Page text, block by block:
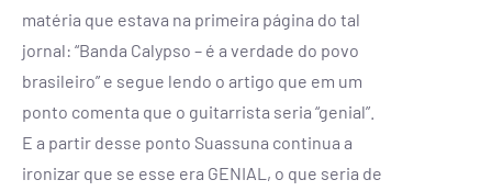
matéria que estava na primeira página do tal
jornal: “Banda Calypso – é a verdade do povo
brasileiro” e segue lendo o artigo que em um
ponto comenta que o guitarrista seria “genial”.
E a partir desse ponto Suassuna continua a
ironizar que se esse era GENIAL, o que seria de